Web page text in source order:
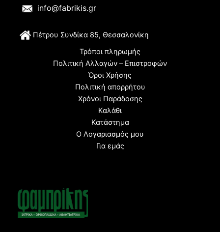
info@fabrikis.gr
Πέτρου Συνδίκα 85, Θεσσαλονίκη
Τρόποι πληρωμής
Πολιτική Αλλαγών – Επιστροφών
Όροι Χρήσης
Πολιτική απορρήτου
Χρόνοι Παράδοσης
Καλάθι
Κατάστημα
Ο Λογαριασμός μου
Για εμάς